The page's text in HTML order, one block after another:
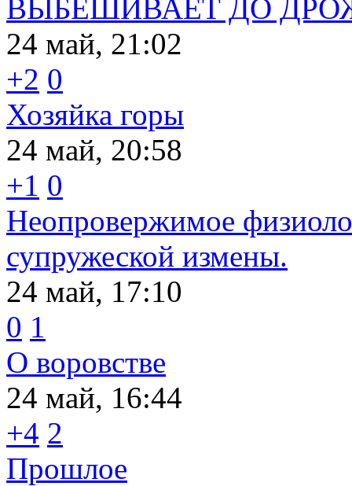
ВЫБЕШИВАЕТ ДО
24 май, 21:02
+2 0
Хозяйка горы
24 май, 20:58
+1 0
Неопровержимое
супружеской измены.
24 май, 17:10
0 1
О воровстве
24 май, 16:44
+4 2
Прошлое